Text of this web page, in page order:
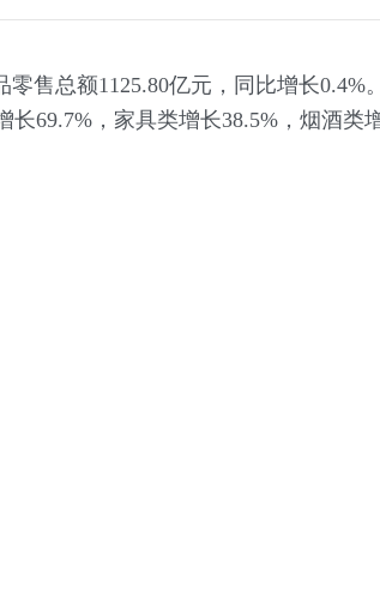
总额1125.80亿元，同比增长0.4%
69.7%，家具类增长38.5%，烟酒类